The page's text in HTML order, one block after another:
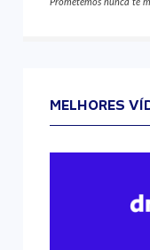
Prometemos nunca te
MELHORES